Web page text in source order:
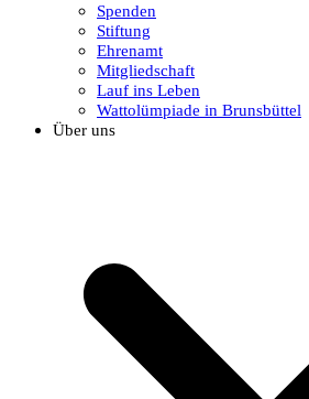
Spenden
Stiftung
Ehrenamt
Mitgliedschaft
Lauf ins Leben
Wattolümpiade in Brunsbüttel
Über uns